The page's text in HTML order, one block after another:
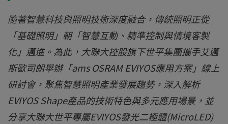
隨著智慧科技與照明技術深度融合，傳統照明正從
「基礎照明」朝「智慧互動、精準控制與情境客製
化」邁進。為此，大聯大控股旗下世平集團攜手艾邁
斯歐司朗舉辦「ams OSRAM EVIYOS應用方案」線上
研討會，聚焦智慧照明產業發展趨勢，深入解析
EVIYOS Shape產品的技術特色與多元應用場景，並
分享大聯大世平專屬EVIYOS發光二極體(MicroLED)